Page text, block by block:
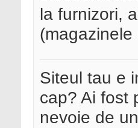
la furnizori,
Siteul tau e
cap? Ai fost
nevoie de un